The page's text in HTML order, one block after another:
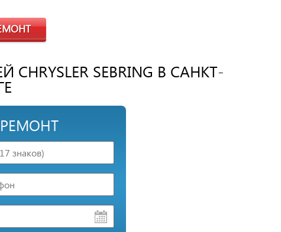
SEBRING В САНКТ-